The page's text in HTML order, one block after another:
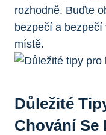
rozhodně. Buďte
bezpečí a
místě.
Důležité
Chování Se